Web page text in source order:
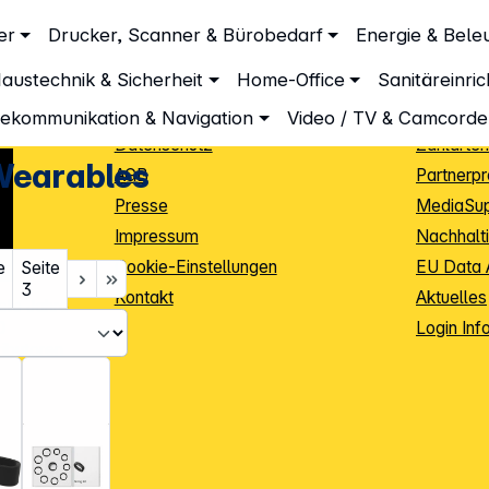
Drucker, Scanner & Bürobedarf Energie &
& Sicherheit Home-Office
& Navigation Video / TV &
Seite
3
Jahre
Unsere Leistungen
Beratung
Datenschutz
AGB
Presse
Impressum
Cookie-Einstellungen
Kontakt
Info
Zahlarten
EU Data
Aktuelles
Login